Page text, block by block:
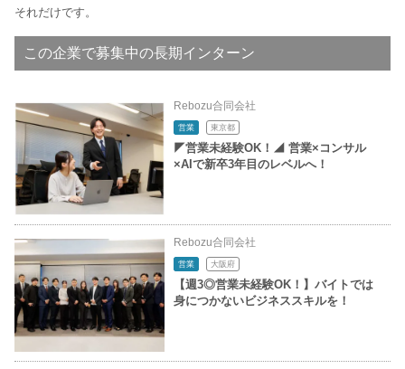
それだけです。
この企業で募集中の長期インターン
Rebozu合同会社
営業 東京都
◤営業未経験OK！◢ 営業×コンサル
×AIで新卒3年目のレベルへ！
Rebozu合同会社
営業 大阪府
【週3◎営業未経験OK！】バイトでは
身につかないビジネススキルを！